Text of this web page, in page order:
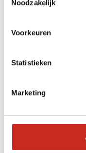
Noodzakelijk
Voorkeuren
Statistieken
Marketing
Taiwan is een
vele lokale